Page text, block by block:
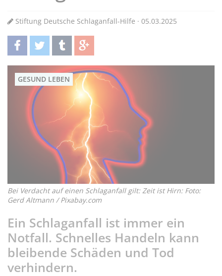
Stiftung Deutsche Schlaganfall-Hilfe · 05.03.2025
teilentwittern teilen teilen
GESUND LEBEN
Bei Verdacht auf einen Schlaganfall gilt: Zeit ist Hirn: Foto:
Gerd Altmann / Pixabay.com
Ein Schlaganfall ist immer ein
Notfall. Schnelles Handeln kann
bleibende Schäden und Tod
verhindern.